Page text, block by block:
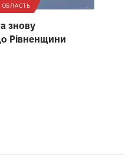
ОБЛАСТЬ
знову
Рівненщини